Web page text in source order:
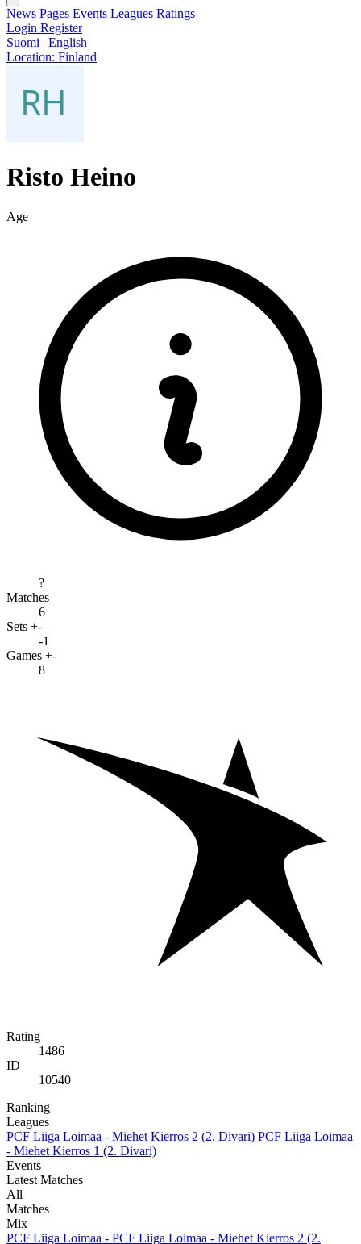
News Pages Events Leagues Ratings
Login Register
Suomi | English
Location: Finland
Risto Heino
Age
?
Matches
6
Sets +-
-1
Games +-
8
Rating
1486
ID
10540
Ranking
Leagues
PCF Liiga Loimaa - Miehet Kierros 2 (2. Divari) PCF Liiga Loimaa
- Miehet Kierros 1 (2. Divari)
Events
Latest Matches
All
Matches
Mix
PCF Liiga Loimaa - PCF Liiga Loimaa - Miehet Kierros 2 (2.